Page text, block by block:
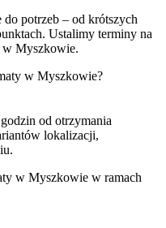
potrzeb – od krótszych
Ustalimy terminy na
w Myszkowie.
w Myszkowie?
od otrzymania
lokalizacji,
w Myszkowie w ramach